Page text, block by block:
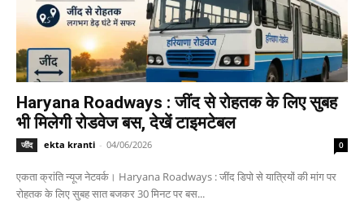
Haryana Roadways : जींद से रोहतक के लिए सुबह
भी मिलेगी रोडवेज बस, देखें टाइमटेबल
जींद ekta kranti - 04/06/2026 0
एकता क्रांति न्यूज नेटवर्क। Haryana Roadways : जींद डिपो से यात्रियों की मांग पर
रोहतक के लिए सुबह सात बजकर 30 मिनट पर बस...